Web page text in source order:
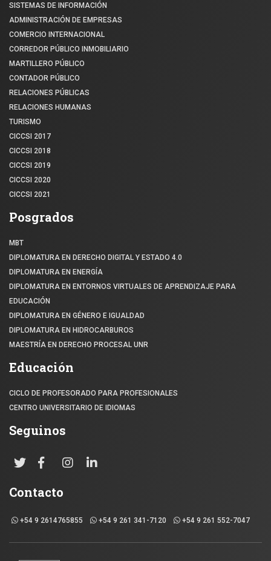
SISTEMAS DE INFORMACIÓN
ADMINISTRACIÓN DE EMPRESAS
COMERCIO INTERNACIONAL
CORREDOR PÚBLICO INMOBILIARIO
MARTILLERO PÚBLICO
CONTADOR PÚBLICO
RELACIONES PÚBLICAS
RELACIONES HUMANAS
TURISMO
CICCSI 2017
CICCSI 2018
CICCSI 2019
CICCSI 2020
CICCSI 2021
Posgrados
MBT
DIPLOMATURA EN DERECHO DIGITAL Y ESTADO 4.0
DIPLOMATURA EN ENERGÍA
DIPLOMATURA EN ENTORNOS VIRTUALES DE APRENDIZAJE PARA
EDUCACIÓN
DIPLOMATURA EN GÉNERO E IGUALDAD
DIPLOMATURA EN HIDROCARBUROS
MAESTRÍA EN DERECHO PROCESAL UNR
Educación
CICLO DE PROFESORADO PARA PROFESIONALES
CENTRO UNIVERSITARIO DE IDIOMAS
Seguinos
Contacto
+54 9 2614765855 +54 9 261 341-7120 +54 9 261 552-7047